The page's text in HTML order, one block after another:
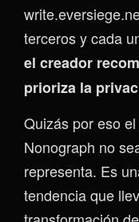
terceros y cada
el creador
prioriza la
Quizás por eso
Nonograph no
representa. Es
tendencia que